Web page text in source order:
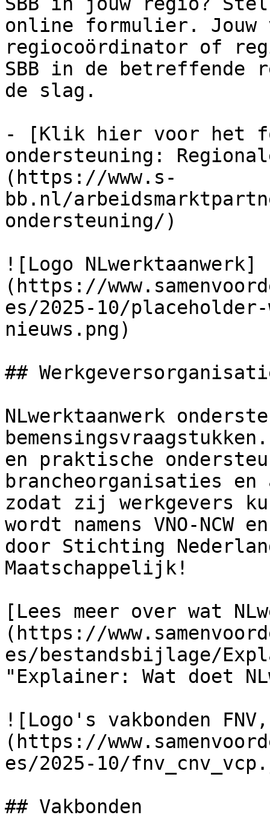
online formulier.
regiocoördinator of
SBB in de betreffende
de slag.
- [Klik hier voor het
ondersteuning:
(https://www.s-
bb.nl/
ondersteuning/)
![Logo NLwerktaanwerk]
(https://
es/2025-10/
nieuws.png)
##
NLwerktaanwerk
en praktische
brancheorganisaties
zodat zij werkgevers
wordt namens VNO-NCW
door Stichting
Maatschappelijk!
[Lees meer over wat
(https://
es/bestandsbijlage/
"Explainer: Wat doet
![Logo's vakbonden FNV,
(https://
es/2025-10/
## Vakbonden